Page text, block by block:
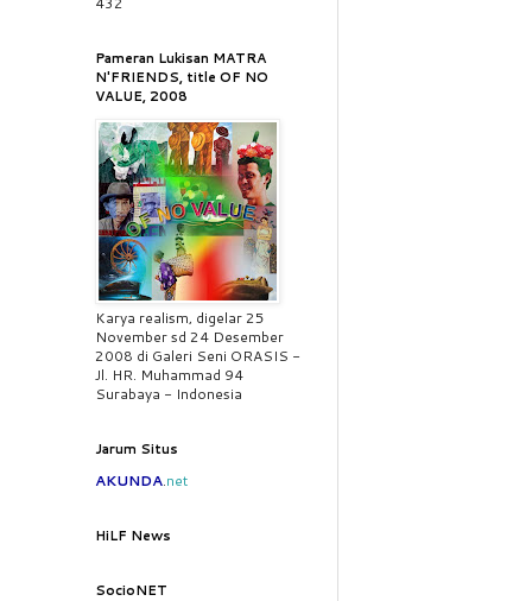
Pameran Lukisan MATRA
N'FRIENDS, title OF NO
VALUE, 2008
Karya realism, digelar 25
November sd 24 Desember
2008 di Galeri Seni ORASIS -
Jl. HR. Muhammad 94
Surabaya - Indonesia
Jarum Situs
AKUNDA.net
HiLF News
SocioNET